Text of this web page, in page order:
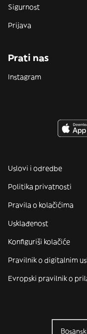
Sigurnost
Prijava
Prati nas
Instagram
Uslovi i odredbe
Politika privatnosti
Pravila o kolačićima
Usklađenost
Konfiguriši kolačiće
Pravilnik o digitalnim
Evropski pravilnik o